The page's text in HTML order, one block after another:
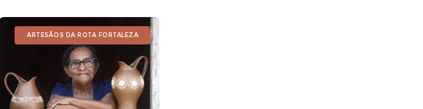
ARTESÃOS DA ROTA FORTALEZA